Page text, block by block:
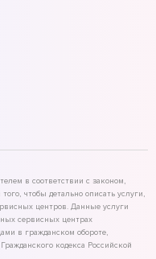
в соответствии с законом,
чтобы детально описать услуги,
центров. Данные услуги
сервисных центрах
в гражданском обороте,
кодекса Российской